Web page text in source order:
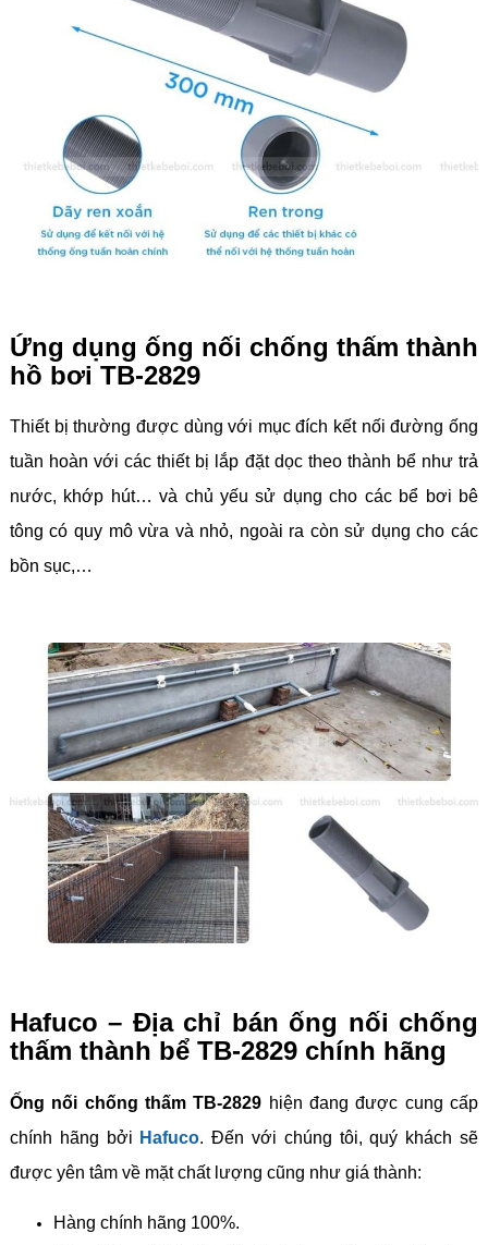
Ứng dụng ống nối chống thấm thành
hồ bơi TB-2829
Thiết bị thường được dùng với mục đích kết nối đường ống
tuần hoàn với các thiết bị lắp đặt dọc theo thành bể như trả
nước, khớp hút… và chủ yếu sử dụng cho các bể bơi bê
tông có quy mô vừa và nhỏ, ngoài ra còn sử dụng cho các
bồn sục,…
Hafuco – Địa chỉ bán ống nối chống
thấm thành bể TB-2829 chính hãng
Ống nối chống thấm TB-2829 hiện đang được cung cấp
chính hãng bởi Hafuco. Đến với chúng tôi, quý khách sẽ
được yên tâm về mặt chất lượng cũng như giá thành:
Hàng chính hãng 100%.